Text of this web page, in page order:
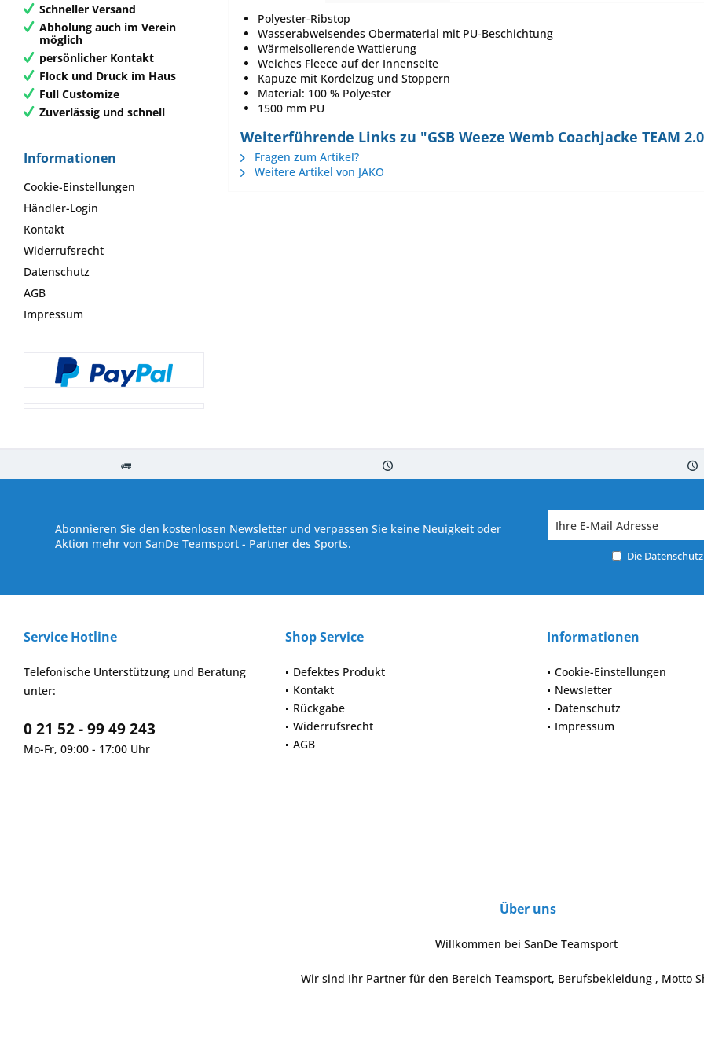
Schneller Versand
Abholung auch im Verein
möglich
persönlicher Kontakt
Flock und Druck im Haus
Full Customize
Zuverlässig und schnell
Informationen
Cookie-Einstellungen
Händler-Login
Kontakt
Widerrufsrecht
Datenschutz
AGB
Impressum
Polyester-Ribstop
Wasserabweisendes Obermaterial mit PU-Beschichtung
Wärmeisolierende Wattierung
Weiches Fleece auf der Innenseite
Kapuze mit Kordelzug und Stoppern
Material: 100 % Polyester
1500 mm PU
Weiterführende Links zu "GSB Weeze Wemb Coachjacke TEAM
Fragen zum Artikel?
Weitere Artikel von JAKO
Abonnieren Sie den kostenlosen Newsletter und verpassen Sie keine Neuigkeit oder
Aktion mehr von SanDe Teamsport - Partner des Sports.
Die
Service Hotline
Telefonische Unterstützung und Beratung
unter:
0 21 52 - 99 49 243
Mo-Fr, 09:00 - 17:00 Uhr
Shop Service
Defektes Produkt
Kontakt
Rückgabe
Widerrufsrecht
AGB
Informationen
Cookie-Einstellungen
Newsletter
Datenschutz
Impressum
Über uns
Willkommen bei SanDe Teamsport
Wir sind Ihr Partner für den Bereich Teamsport, Berufsbekleidung , Motto